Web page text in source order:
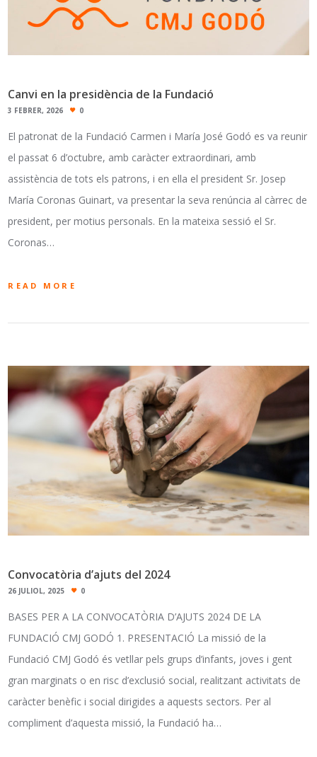
Canvi en la presidència de la Fundació
3 FEBRER, 2026 0
El patronat de la Fundació Carmen i María José Godó es va reunir
el passat 6 d’octubre, amb caràcter extraordinari, amb
assistència de tots els patrons, i en ella el president Sr. Josep
María Coronas Guinart, va presentar la seva renúncia al càrrec de
president, per motius personals. En la mateixa sessió el Sr.
Coronas…
READ MORE
Convocatòria d’ajuts del 2024
26 JULIOL, 2025 0
BASES PER A LA CONVOCATÒRIA D’AJUTS 2024 DE LA
FUNDACIÓ CMJ GODÓ 1. PRESENTACIÓ La missió de la
Fundació CMJ Godó és vetllar pels grups d’infants, joves i gent
gran marginats o en risc d’exclusió social, realitzant activitats de
caràcter benèfic i social dirigides a aquests sectors. Per al
compliment d’aquesta missió, la Fundació ha…